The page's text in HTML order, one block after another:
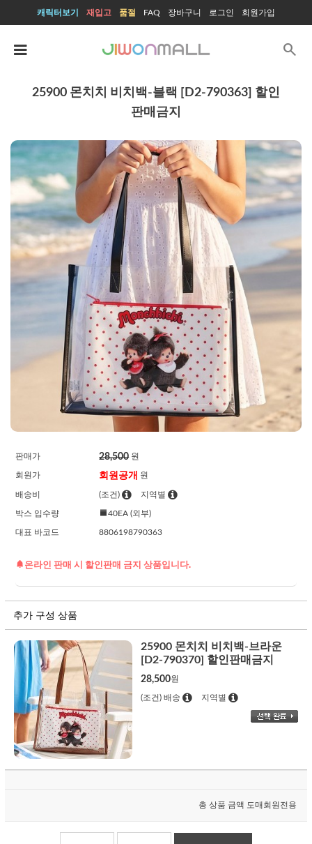
캐릭터보기 재입고 품절 FAQ 장바구니 로그인 회원가입
search
25900 몬치치 비치백-블랙 [D2-790363] 할인
판매금지
판매가 28,500원
회원가 회원공개 원
배송비 (조건) 지역별
박스 입수량 40EA (외부)
대표 바코드 8806198790363
온라인 판매 시 할인판매 금지 상품입니다.
추가 구성 상품
25900 몬치치 비치백-브라운
[D2-790370] 할인판매금지
28,500원
(조건) 배송 지역별
총 상품 금액 도매회원전용